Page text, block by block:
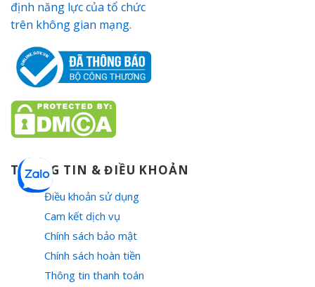
THÔNG TIN & ĐIỀU KHOẢN
Điều khoản sử dụng
Cam kết dịch vụ
Chính sách bảo mật
Chính sách hoàn tiền
Thông tin thanh toán